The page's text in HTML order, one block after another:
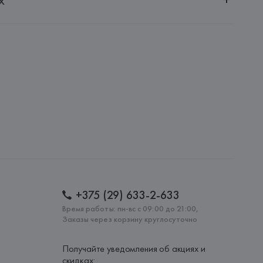
+375 (29) 633-2-633
Время работы: пн-вс с 09:00 до 21:00,
Заказы через корзину круглосуточно
Получайте уведомления об акциях и
скидках: